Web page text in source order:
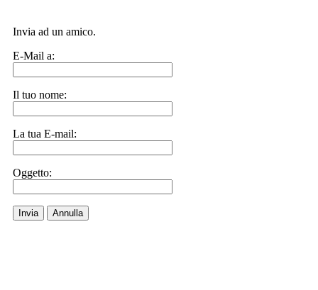
Invia ad un amico.
E-Mail a:
Il tuo nome:
La tua E-mail:
Oggetto:
Invia Annulla